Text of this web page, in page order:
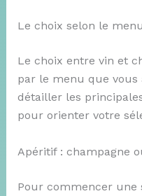
Le choix selon le
Le choix entre vin et
par le menu que vous
détailler les
pour orienter votre
Apéritif : champagne
Pour commencer une